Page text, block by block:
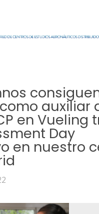
auxiliar
en Vueling
Day
en nuestro